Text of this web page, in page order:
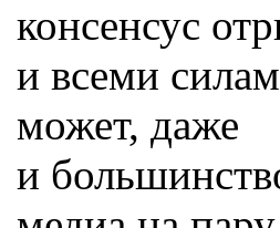
консенсус
и всеми
может, даже
и